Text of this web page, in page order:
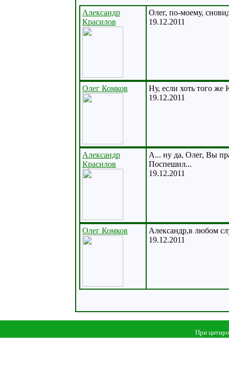
Александр
Красилов
Олег, по-моему,
19.12.2011
Олег Комков
Ну, если хоть того
19.12.2011
Александр
Красилов
А... ну да, Олег, Вы
Поспешил...
19.12.2011
Олег Комков
Александр,в любом
19.12.2011
При